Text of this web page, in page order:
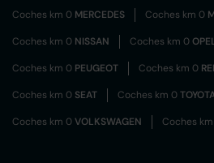
Coches km 0 MERCEDES Coches km 0
Coches km 0 NISSAN Coches km 0
Coches km 0 PEUGEOT Coches km 0
Coches km 0 SEAT Coches km 0
Coches km 0VOLKSWAGEN Coches